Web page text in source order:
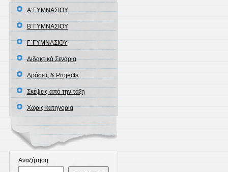
Α΄ΓΥΜΝΑΣΙΟΥ
Β΄ΓΥΜΝΑΣΙΟΥ
Γ΄ΓΥΜΝΑΣΙΟΥ
Διδακτικά Σενάρια
Δράσεις & Projects
Σκέψεις από την τάξη
Χωρίς κατηγορία
Αναζήτηση